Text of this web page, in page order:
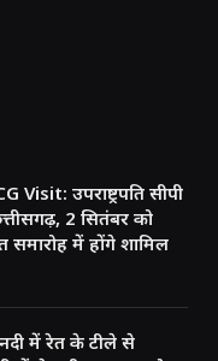
उपराष्ट्रपति सीपी
2 सितंबर को
समारोह में होंगे शामिल
में रेत के टीले से